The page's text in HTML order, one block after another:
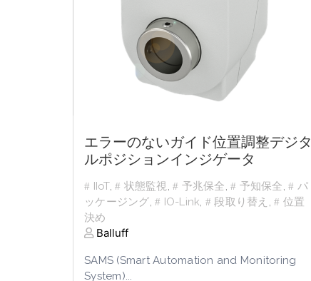
エラーのないガイド位置調整デジタ
ルポジションインジゲータ
IIoT, 状態監視, 予兆保全, 予知保全,
パ
ッケージング, IO-Link, 段取り替え ,
位置
決め
Balluff
SAMS (Smart Automation and Monitoring
System)...